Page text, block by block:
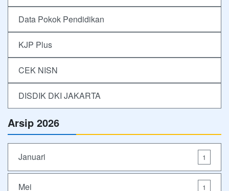
Data Pokok Pendidikan
KJP Plus
CEK NISN
DISDIK DKI JAKARTA
Arsip 2026
Januari 1
Mei 1